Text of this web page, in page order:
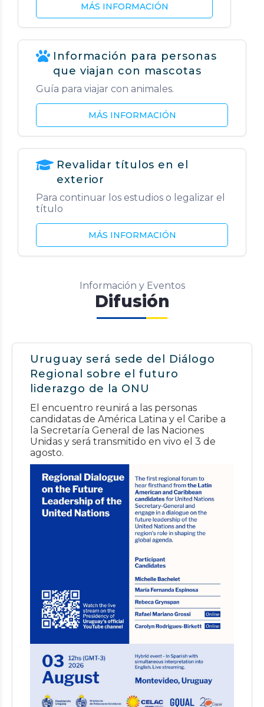
MÁS INFORMACIÓN
Información para personas
que viajan con mascotas
Guía para viajar con animales.
MÁS INFORMACIÓN
Revalidar títulos en el
exterior
Para continuar los estudios o legalizar el
título
MÁS INFORMACIÓN
Información y Eventos
Difusión
Uruguay será sede del Diálogo
Regional sobre el futuro
liderazgo de la ONU
El encuentro reunirá a las personas
candidatas de América Latina y el Caribe a
la Secretaría General de las Naciones
Unidas y será transmitido en vivo el 3 de
agosto.